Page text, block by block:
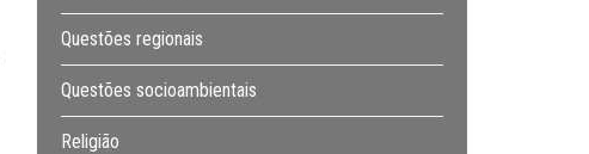
Questões regionais
Questões socioambientais
Religião